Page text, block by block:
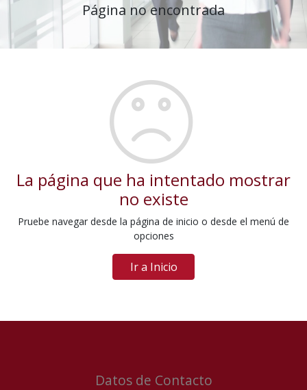
Página no encontrada
La página que ha intentado mostrar
no existe
Pruebe navegar desde la página de inicio o desde el menú de
opciones
Ir a Inicio
Datos de Contacto